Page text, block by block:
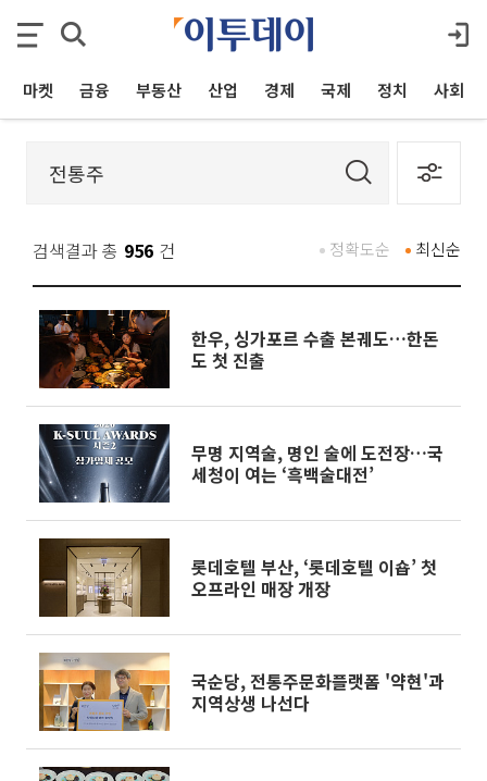
마켓 금융 부동산 산업 경제 국제 정치 사회
검색결과 총 956 건 최신순
정확도순
한우, 싱가포르 수출 본궤도…한돈
도 첫 진출
무명 지역술, 명인 술에 도전장…국
세청이 여는 ‘흑백술대전’
롯데호텔 부산, ‘롯데호텔 이숍’ 첫
오프라인 매장 개장
국순당, 전통주문화플랫폼 '약현'과
지역상생 나선다